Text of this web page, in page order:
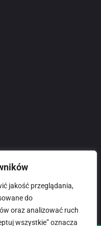
jakość przeglądania,
do
oraz analizować ruch
wszystkie” oznacza